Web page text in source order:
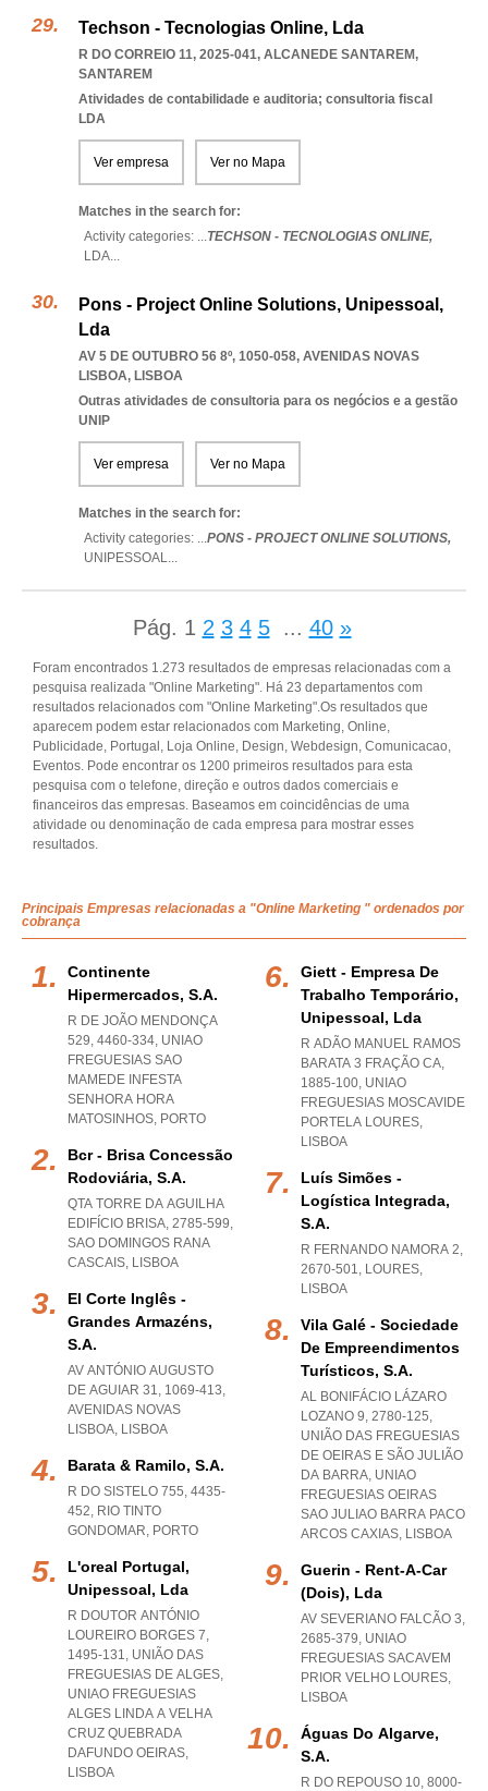
Techson - Tecnologias Online, Lda
R DO CORREIO 11, 2025-041, ALCANEDE SANTAREM,
SANTAREM
Atividades de contabilidade e auditoria; consultoria fiscal
LDA
Ver empresa Ver no Mapa
Matches in the search for:
Activity categories: ...TECHSON - TECNOLOGIAS ONLINE,
LDA...
Pons - Project Online Solutions, Unipessoal,
Lda
AV 5 DE OUTUBRO 56 8º, 1050-058, AVENIDAS NOVAS
LISBOA, LISBOA
Outras atividades de consultoria para os negócios e a gestão
UNIP
Ver empresa Ver no Mapa
Matches in the search for:
Activity categories: ...PONS - PROJECT ONLINE SOLUTIONS,
UNIPESSOAL...
Pág. 1 2 3 4 5 ... 40 »
Foram encontrados 1.273 resultados de empresas relacionadas com a
pesquisa realizada "Online Marketing". Há 23 departamentos com
resultados relacionados com "Online Marketing".Os resultados que
aparecem podem estar relacionados com Marketing, Online,
Publicidade, Portugal, Loja Online, Design, Webdesign, Comunicacao,
Eventos. Pode encontrar os 1200 primeiros resultados para esta
pesquisa com o telefone, direção e outros dados comerciais e
financeiros das empresas. Baseamos em coincidências de uma
atividade ou denominação de cada empresa para mostrar esses
resultados.
Principais Empresas relacionadas a "Online Marketing " ordenados por
cobrança
Continente
Hipermercados, S.a.
R DE JOÃO MENDONÇA
529, 4460-334, UNIAO
FREGUESIAS SAO
MAMEDE INFESTA
SENHORA HORA
MATOSINHOS, PORTO
Bcr - Brisa Concessão
Rodoviária, S.a.
QTA TORRE DA AGUILHA
EDIFÍCIO BRISA, 2785-599,
SAO DOMINGOS RANA
CASCAIS, LISBOA
El Corte Inglês -
Grandes Armazéns,
S.a.
AV ANTÓNIO AUGUSTO
DE AGUIAR 31, 1069-413,
AVENIDAS NOVAS
LISBOA, LISBOA
Barata & Ramilo, S.a.
R DO SISTELO 755, 4435-
452, RIO TINTO
GONDOMAR, PORTO
L'oreal Portugal,
Unipessoal, Lda
R DOUTOR ANTÓNIO
LOUREIRO BORGES 7,
1495-131, UNIÃO DAS
FREGUESIAS DE ALGES,
UNIAO FREGUESIAS
ALGES LINDA A VELHA
CRUZ QUEBRADA
DAFUNDO OEIRAS,
LISBOA
Giett - Empresa De
Trabalho Temporário,
Unipessoal, Lda
R ADÃO MANUEL RAMOS
BARATA 3 FRAÇÃO CA,
1885-100, UNIAO
FREGUESIAS MOSCAVIDE
PORTELA LOURES,
LISBOA
Luís Simões -
Logística Integrada,
S.a.
R FERNANDO NAMORA 2,
2670-501, LOURES,
LISBOA
Vila Galé - Sociedade
De Empreendimentos
Turísticos, S.a.
AL BONIFÁCIO LÁZARO
LOZANO 9, 2780-125,
UNIÃO DAS FREGUESIAS
DE OEIRAS E SÃO JULIÃO
DA BARRA, UNIAO
FREGUESIAS OEIRAS
SAO JULIAO BARRA PACO
ARCOS CAXIAS, LISBOA
Guerin - Rent-A-Car
(dois), Lda
AV SEVERIANO FALCÃO 3,
2685-379, UNIAO
FREGUESIAS SACAVEM
PRIOR VELHO LOURES,
LISBOA
Águas Do Algarve,
S.a.
R DO REPOUSO 10, 8000-